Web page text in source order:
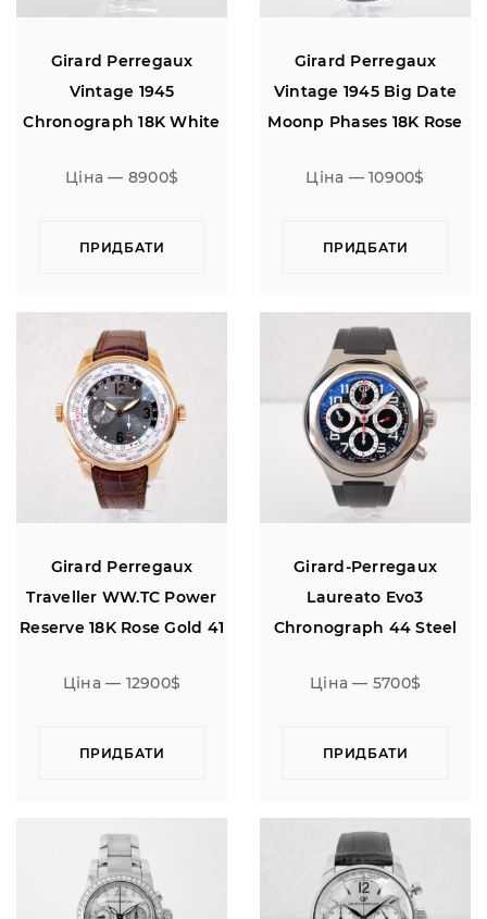
Girard Perregaux
Vintage 1945
Chronograph 18K White
Ціна — 8900$
ПРИДБАТИ
Girard Perregaux
Vintage 1945 Big Date
Moonp Phases 18K Rose
Ціна — 10900$
ПРИДБАТИ
Girard Perregaux
Traveller WW.TC Power
Reserve 18K Rose Gold 41
Ціна — 12900$
ПРИДБАТИ
Girard-Perregaux
Laureato Evo3
Chronograph 44 Steel
Ціна — 5700$
ПРИДБАТИ